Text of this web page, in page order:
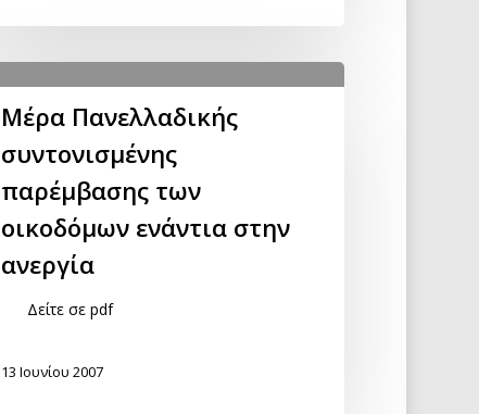
Μέρα Πανελλαδικής
συντονισμένης
παρέμβασης των
οικοδόμων ενάντια στην
ανεργία
Δείτε σε pdf
13 Ιουνίου 2007